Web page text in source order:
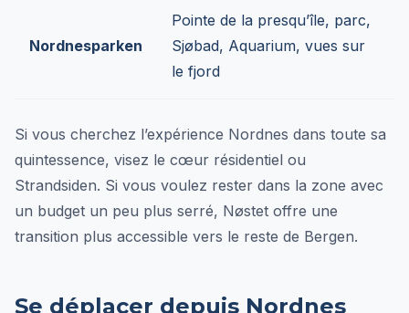
Nordnesparken
Pointe de la presqu’île, parc,
Sjøbad, Aquarium, vues sur
le fjord
Si vous cherchez l’expérience Nordnes dans toute sa
quintessence, visez le cœur résidentiel ou
Strandsiden. Si vous voulez rester dans la zone avec
un budget un peu plus serré, Nøstet offre une
transition plus accessible vers le reste de Bergen.
Se déplacer depuis Nordnes